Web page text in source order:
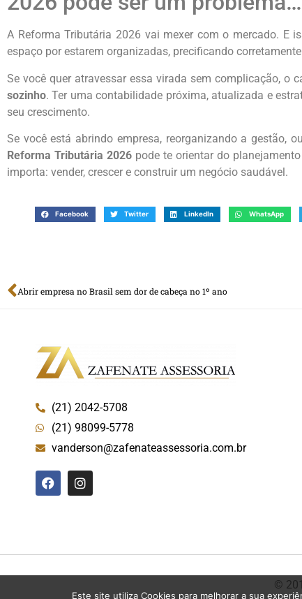
A Reforma Tributária 2026 vai mexer com o mercado. E
espaço por estarem organizadas, precificando
Se você quer atravessar essa virada sem complicação, o
sozinho. Ter uma contabilidade próxima, atualizada e
seu crescimento.
Se você está abrindo empresa, reorganizando a gestão,
Reforma Tributária 2026 pode te orientar do
importa: vender, crescer e construir um negócio saudável.
Facebook Twitter LinkedIn WhatsApp
Abrir empresa no Brasil sem dor de cabeça no 1º ano
(21) 2042-5708
(21) 98099-5778
vanderson@zafenateassessoria.com.br
©
Este site utiliza Cookies para melhorar a sua